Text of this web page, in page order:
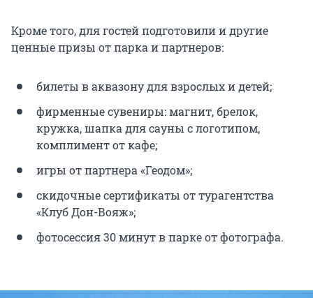
Кроме того, для гостей подготовили и другие
ценные призы от парка и партнеров:
билеты в аквазону для взрослых и детей;
фирменные сувениры: магнит, брелок,
кружка, шапка для сауны с логотипом,
комплимент от кафе;
игры от партнера «Геодом»;
скидочные сертификаты от турагентства
«Клуб Дон-Вояж»;
фотосессия 30 минут в парке от фотографа.